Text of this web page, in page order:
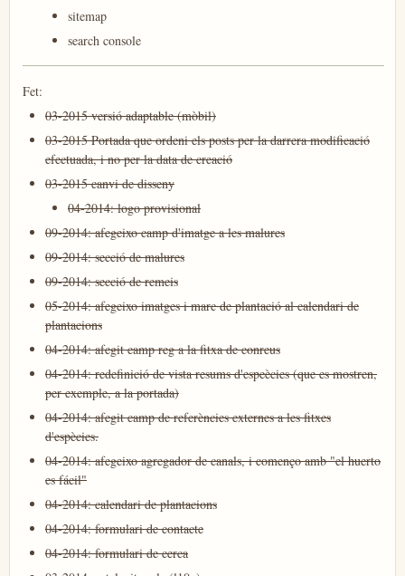
sitemap
search console
Fet:
03-2015 versió adaptable (mòbil)
03-2015 Portada que ordeni els posts per la darrera modificació
efectuada, i no per la data de creació
03-2015 canvi de disseny
04-2014: logo provisional
09-2014: afegeixo camp d'imatge a les malures
09-2014: secció de malures
09-2014: secció de remeis
05-2014: afegeixo imatges i marc de plantació al calendari de
plantacions
04-2014: afegit camp reg a la fitxa de conreus
04-2014: redefinició de vista resums d'espeècies (que es mostren,
per exemple, a la portada)
04-2014: afegit camp de referències externes a les fitxes
d'espècies.
04-2014: afegeixo agregador de canals, i començo amb "el huerto
es fácil"
04-2014: calendari de plantacions
04-2014: formulari de contacte
04-2014: formulari de cerca